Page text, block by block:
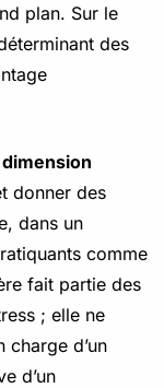
plan. Sur le
des
dimension
donner des
dans un
comme
fait partie des
; elle ne
d’un
d’un